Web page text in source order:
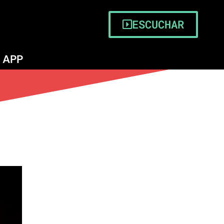
ESCUCHAR
APP